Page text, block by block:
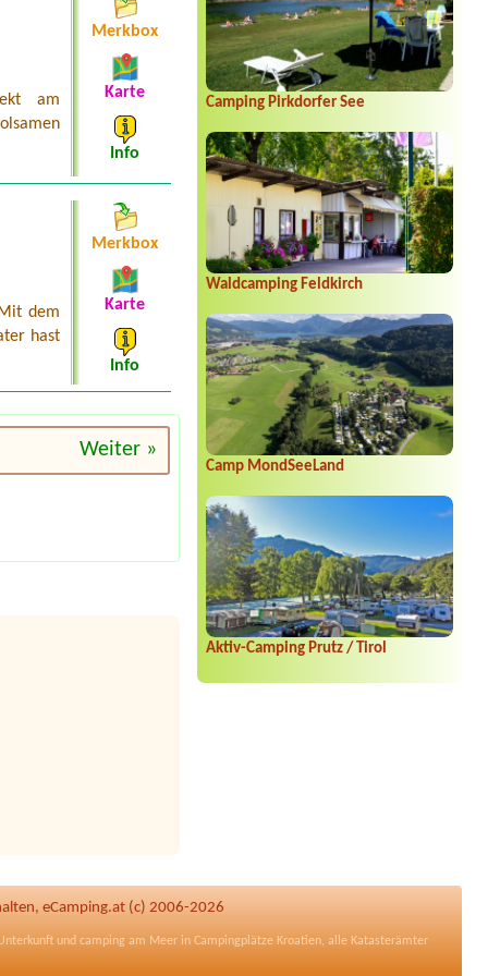
Camping Pirkdorfer See
Waldcamping Feldkirch
Camp MondSeeLand
Aktiv-Camping Prutz / Tirol
am
Merkbox
Karte
Info
dem
hast
Merkbox
Karte
Info
Weiter »
eCamping.at (c) 2006-2026
und camping am Meer in Campingplätze Kroatien, alle Katasterämter